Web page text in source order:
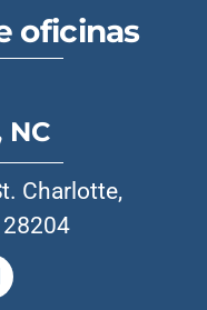
oficinas
Charlotte,